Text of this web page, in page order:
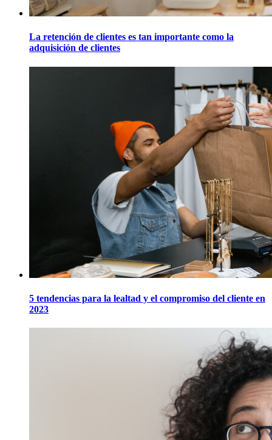
La retención de clientes es tan importante como la
adquisición de clientes
5 tendencias para la lealtad y el compromiso del cliente en
2023